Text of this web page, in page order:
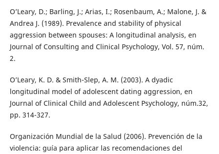
O’Leary, D.; Barling, J.; Arias, I.; Rosenbaum, A.; Malone, J. &
Andrea J. (1989). Prevalence and stability of physical
aggression between spouses: A longitudinal analysis, en
Journal of Consulting and Clinical Psychology, Vol. 57, núm.
2.
O’Leary, K. D. & Smith-Slep, A. M. (2003). A dyadic
longitudinal model of adolescent dating aggression, en
Journal of Clinical Child and Adolescent Psychology, núm.32,
pp. 314-327.
Organización Mundial de la Salud (2006). Prevención de la
violencia: guía para aplicar las recomendaciones del